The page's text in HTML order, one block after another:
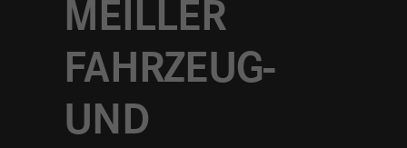
MEILLER
FAHRZEUG-
UND